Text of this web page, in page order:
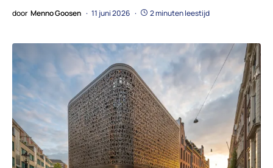
door Menno Goosen 11 juni 2026 2 minuten leestijd